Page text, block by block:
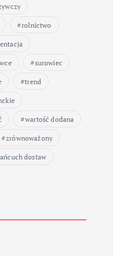
rolnictwo
surowiec
trend
wartość dodana
zrównoważony
dostaw